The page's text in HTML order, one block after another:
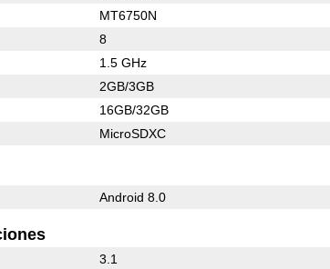
MT6750N
8
1.5 GHz
2GB/3GB
16GB/32GB
MicroSDXC
Android 8.0
3.1